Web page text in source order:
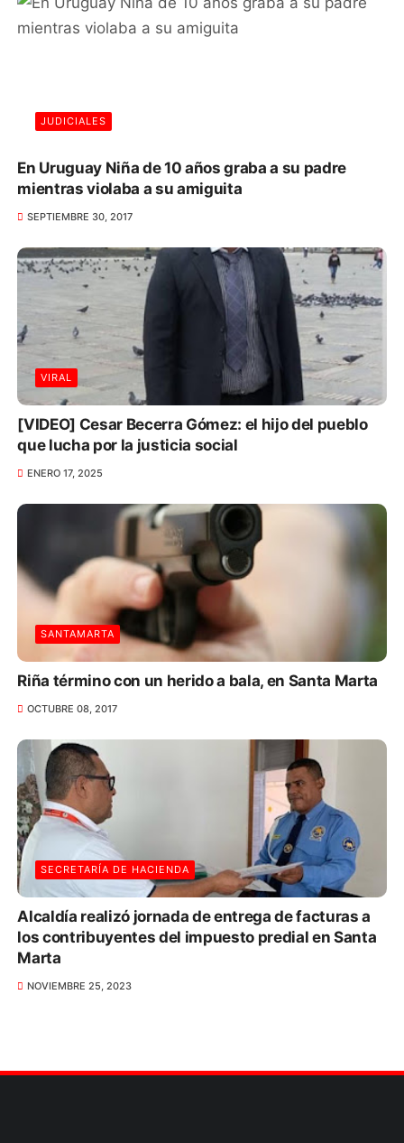
JUDICIALES
En Uruguay Niña de 10 años graba a su padre
mientras violaba a su amiguita
SEPTIEMBRE 30, 2017
VIRAL
[VIDEO] Cesar Becerra Gómez: el hijo del pueblo
que lucha por la justicia social
ENERO 17, 2025
SANTAMARTA
Riña término con un herido a bala, en Santa Marta
OCTUBRE 08, 2017
SECRETARÍA DE HACIENDA
Alcaldía realizó jornada de entrega de facturas a
los contribuyentes del impuesto predial en Santa
Marta
NOVIEMBRE 25, 2023